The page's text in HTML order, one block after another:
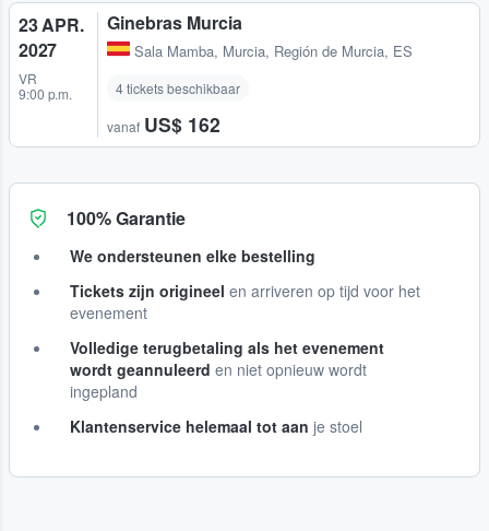
23 APR.
2027
VR
9:00 p.m.
Ginebras Murcia
Sala Mamba, Murcia, Región de Murcia, ES
4 tickets beschikbaar
vanaf US$ 162
100% Garantie
We ondersteunen elke bestelling
Tickets zijn origineel en arriveren op tijd voor het
evenement
Volledige terugbetaling als het evenement
wordt geannuleerd en niet opnieuw wordt
ingepland
Klantenservice helemaal tot aan je stoel